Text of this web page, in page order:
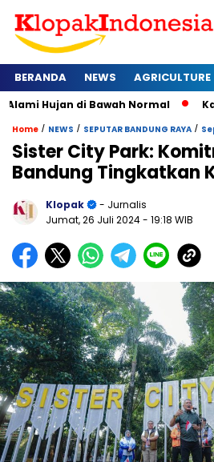
BERANDA NEWS AGRICULTURE
di Bawah Normal Kapan
Home / NEWS / SEPUTAR BANDUNG RAYA /
Sister City Park:
Bandung Tingkatkan
Klopak
- Jurnalis
Jumat, 26 Juli 2024- 19:18 WIB